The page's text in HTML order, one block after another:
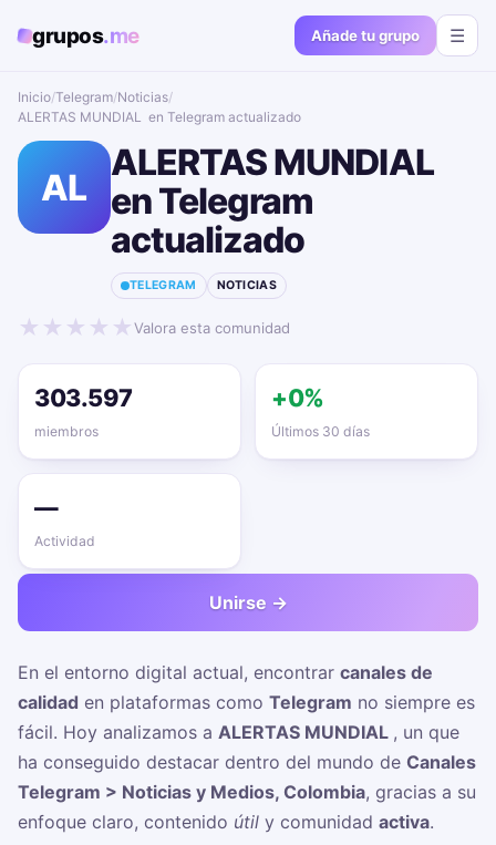
grupos.me Añade tu grupo ☰
Inicio/Telegram/Noticias/
ALERTAS MUNDIAL ️ en Telegram actualizado📱🔥
AL
ALERTAS MUNDIAL ️
en Telegram
actualizado📱🔥
TELEGRAM NOTICIAS
★ ★ ★ ★ ★Valora esta comunidad
303.597
miembros
+0%
Últimos 30 días
—
Actividad
Unirse →
En el entorno digital actual, encontrar canales de
calidad en plataformas como Telegram no siempre es
fácil. Hoy analizamos a ALERTAS MUNDIAL ️ , un que
ha conseguido destacar dentro del mundo de Canales
Telegram > Noticias y Medios, Colombia, gracias a su
enfoque claro, contenido útil y comunidad activa.